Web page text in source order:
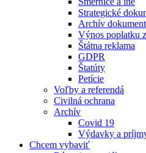
Strategické
Archív
Výnos poplatku
Štátna reklama
GDPR
Štatúty
Petície
Voľby a referendá
Civilná ochrana
Archív
Covid 19
Výdavky a
Chcem vybaviť